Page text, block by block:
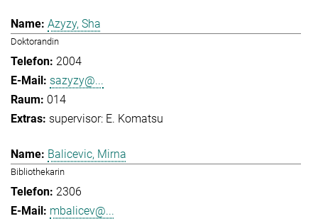
Azyzy, Sha
Doktorandin
2004
sazyzy@...
014
supervisor: E. Komatsu
Balicevic, Mirna
Bibliothekarin
2306
mbalicev@...